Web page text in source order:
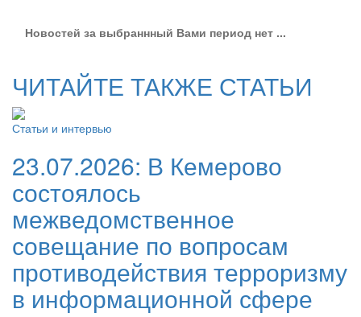
Новостей за выбраннный Вами период нет ...
ЧИТАЙТЕ ТАКЖЕ СТАТЬИ
Статьи и интервью
23.07.2026: В Кемерово
состоялось
межведомственное
совещание по вопросам
противодействия терроризму
в информационной сфере